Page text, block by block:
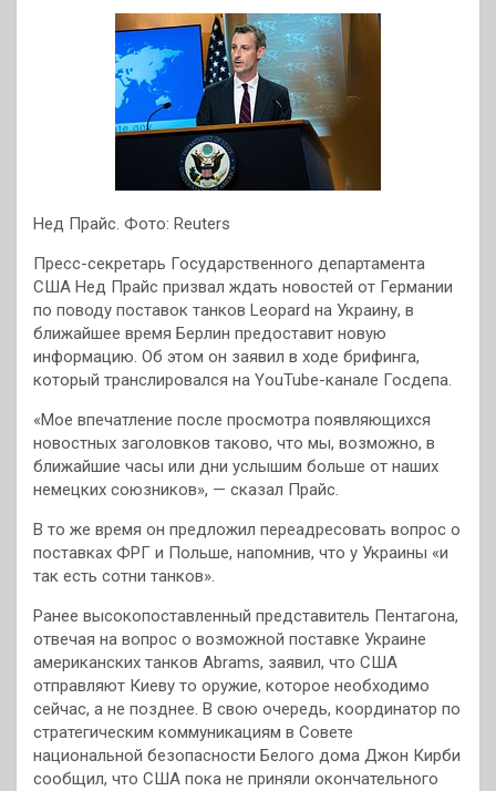
Нед Прайс. Фото: Reuters
Пресс-секретарь Государственного департамента
США Нед Прайс призвал ждать новостей от Германии
по поводу поставок танков Leopard на Украину, в
ближайшее время Берлин предоставит новую
информацию. Об этом он заявил в ходе брифинга,
который транслировался на YouTube-канале Госдепа.
«Мое впечатление после просмотра появляющихся
новостных заголовков таково, что мы, возможно, в
ближайшие часы или дни услышим больше от наших
немецких союзников», — сказал Прайс.
В то же время он предложил переадресовать вопрос о
поставках ФРГ и Польше, напомнив, что у Украины «и
так есть сотни танков».
Ранее высокопоставленный представитель Пентагона,
отвечая на вопрос о возможной поставке Украине
американских танков Abrams, заявил, что США
отправляют Киеву то оружие, которое необходимо
сейчас, а не позднее. В свою очередь, координатор по
стратегическим коммуникациям в Совете
национальной безопасности Белого дома Джон Кирби
сообщил, что США пока не приняли окончательного